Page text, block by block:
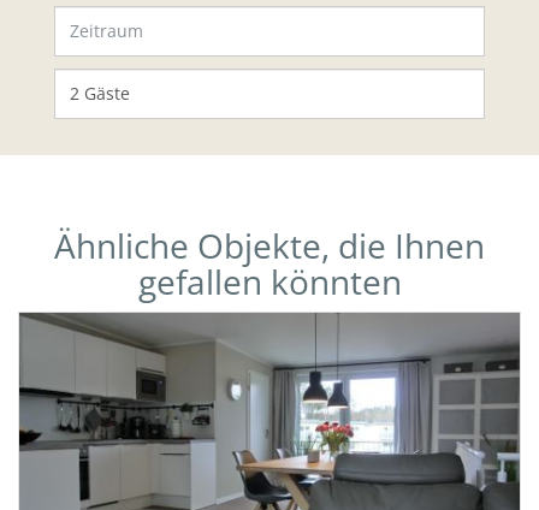
Ähnliche Objekte, die Ihnen
gefallen könnten